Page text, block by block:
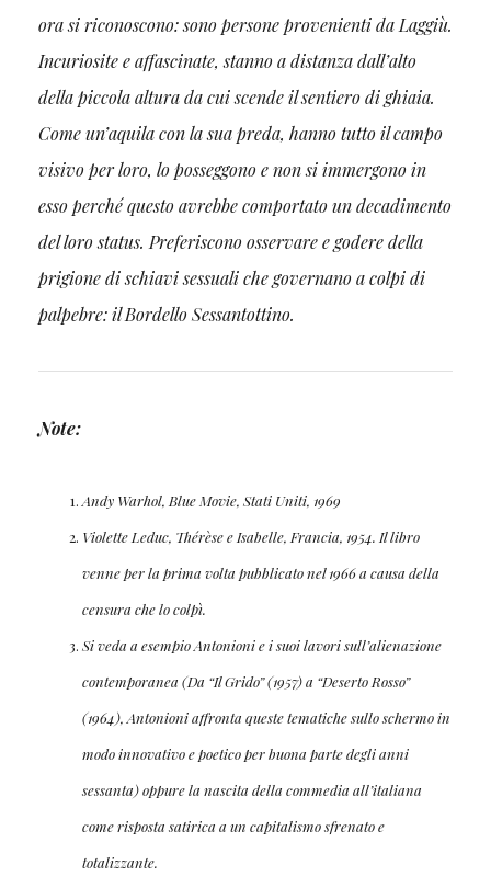
ora si riconoscono: sono persone provenienti da Laggiù.
Incuriosite e affascinate, stanno a distanza dall’alto
della piccola altura da cui scende il sentiero di ghiaia.
Come un’aquila con la sua preda, hanno tutto il campo
visivo per loro, lo posseggono e non si immergono in
esso perché questo avrebbe comportato un decadimento
del loro status. Preferiscono osservare e godere della
prigione di schiavi sessuali che governano a colpi di
palpebre: il Bordello Sessantottino.
Note:
Andy Warhol, Blue Movie, Stati Uniti, 1969
Violette Leduc, Thérèse e Isabelle, Francia, 1954. Il libro
venne per la prima volta pubblicato nel 1966 a causa della
censura che lo colpì.
Si veda a esempio Antonioni e i suoi lavori sull’alienazione
contemporanea (Da “Il Grido” (1957) a “Deserto Rosso”
(1964), Antonioni affronta queste tematiche sullo schermo in
modo innovativo e poetico per buona parte degli anni
sessanta) oppure la nascita della commedia all’italiana
come risposta satirica a un capitalismo sfrenato e
totalizzante.